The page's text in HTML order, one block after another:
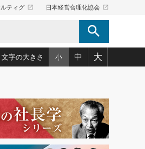
ティグ launch 日本経営合理化協会 launch
search
もっとみる
(132)
「か・ら・だマネジメント」
術(180)
タビュー(44)
ュース(100)
けいえいむぎょうあん)(166)
文字の大きさ 小 中 大